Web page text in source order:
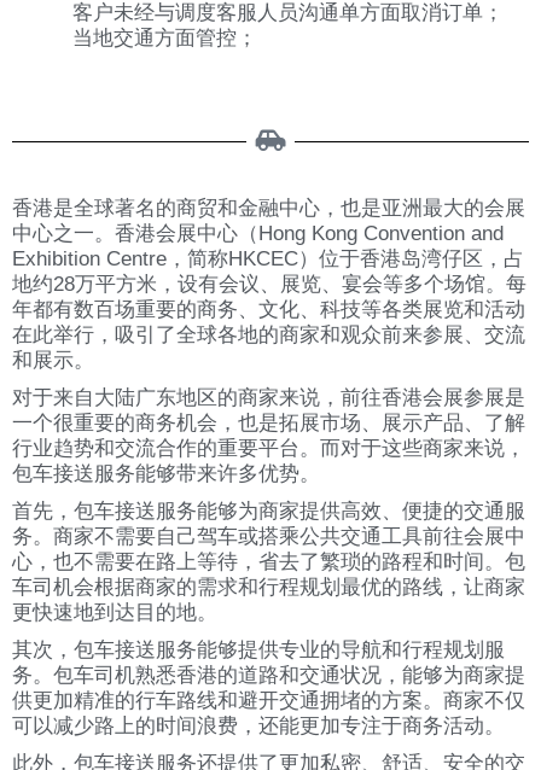
客户未经与调度客服人员沟通单方面取消订单；
当地交通方面管控；
香港是全球著名的商贸和金融中心，也是亚洲最大的会展
中心之一。香港会展中心（Hong Kong Convention and
Exhibition Centre，简称HKCEC）位于香港岛湾仔区，占
地约28万平方米，设有会议、展览、宴会等多个场馆。每
年都有数百场重要的商务、文化、科技等各类展览和活动
在此举行，吸引了全球各地的商家和观众前来参展、交流
和展示。
对于来自大陆广东地区的商家来说，前往香港会展参展是
一个很重要的商务机会，也是拓展市场、展示产品、了解
行业趋势和交流合作的重要平台。而对于这些商家来说，
包车接送服务能够带来许多优势。
首先，包车接送服务能够为商家提供高效、便捷的交通服
务。商家不需要自己驾车或搭乘公共交通工具前往会展中
心，也不需要在路上等待，省去了繁琐的路程和时间。包
车司机会根据商家的需求和行程规划最优的路线，让商家
更快速地到达目的地。
其次，包车接送服务能够提供专业的导航和行程规划服
务。包车司机熟悉香港的道路和交通状况，能够为商家提
供更加精准的行车路线和避开交通拥堵的方案。商家不仅
可以减少路上的时间浪费，还能更加专注于商务活动。
此外，包车接送服务还提供了更加私密、舒适、安全的交